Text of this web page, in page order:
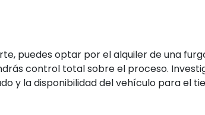
puedes optar por el alquiler de una
control total sobre el proceso.
y la disponibilidad del vehículo para el